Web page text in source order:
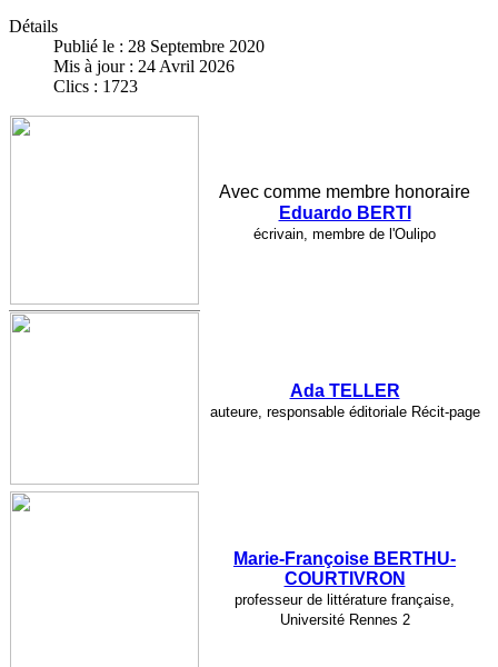
Détails
Publié le : 28 Septembre 2020
Mis à jour : 24 Avril 2026
Clics : 1723
Avec comme membre honoraire
Eduardo BERTI
écrivain, membre de l'Oulipo
Ada TELLER
auteure, responsable éditoriale Récit-page
Marie-Françoise BERTHU-
COURTIVRON
professeur de littérature française,
Université Rennes 2